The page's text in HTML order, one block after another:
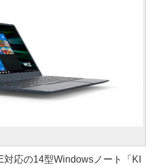
対応の14型Windowsノート「KI